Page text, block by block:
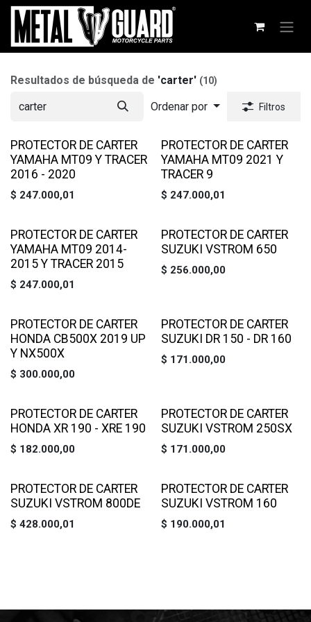
Ir al contenido
Resultados de búsqueda de 'carter' (10)
Ordenar por Filtros
PROTECTOR DE CARTER
YAMAHA MT09 Y TRACER
2016 - 2020
$ 247.000,01
PROTECTOR DE CARTER
YAMAHA MT09 2021 Y
TRACER 9
$ 247.000,01
PROTECTOR DE CARTER
YAMAHA MT09 2014-
2015 Y TRACER 2015
$ 247.000,01
PROTECTOR DE CARTER
SUZUKI VSTROM 650
$ 256.000,00
PROTECTOR DE CARTER
HONDA CB500X 2019 UP
Y NX500X
$ 300.000,00
PROTECTOR DE CARTER
SUZUKI DR 150 - DR 160
$ 171.000,00
PROTECTOR DE CARTER
HONDA XR 190 - XRE 190
$ 182.000,00
PROTECTOR DE CARTER
SUZUKI VSTROM 250SX
$ 171.000,00
PROTECTOR DE CARTER
SUZUKI VSTROM 800DE
$ 428.000,01
PROTECTOR DE CARTER
SUZUKI VSTROM 160
$ 190.000,01